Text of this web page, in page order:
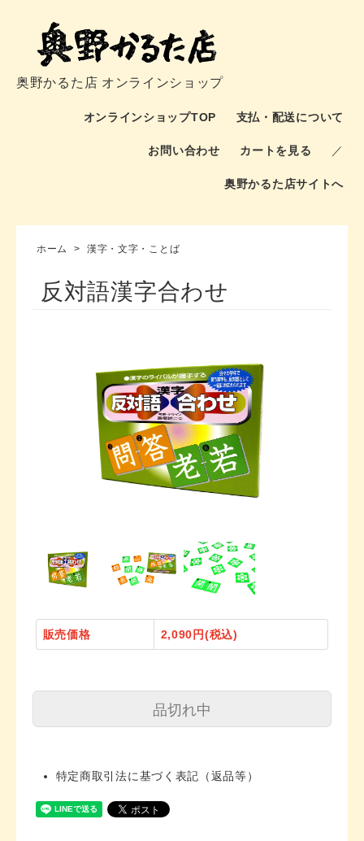
奥野かるた店 オンラインショップ
オンラインショップTOP 支払・配送について
お問い合わせ カートを見る ／
奥野かるた店サイトへ
ホーム > 漢字・文字・ことば
反対語漢字合わせ
販売価格 2,090円(税込)
品切れ中
特定商取引法に基づく表記（返品等）